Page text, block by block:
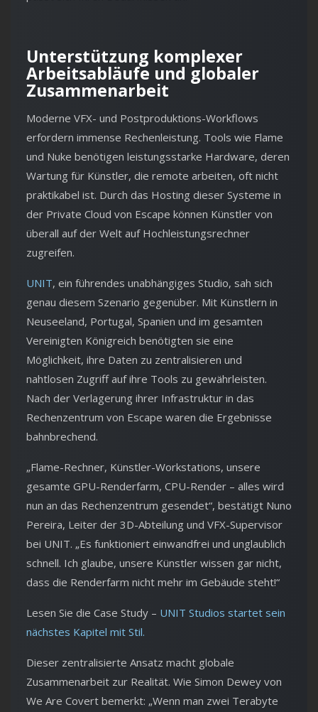
Unterstützung komplexer
Arbeitsabläufe und globaler
Zusammenarbeit
Moderne VFX- und Postproduktions-Workflows
erfordern immense Rechenleistung. Tools wie Flame
und Nuke benötigen leistungsstarke Hardware, deren
Wartung für Künstler, die remote arbeiten, oft nicht
praktikabel ist. Durch das Hosting dieser Systeme in
der Private Cloud von Escape können Künstler von
überall auf der Welt auf Hochleistungsrechner
zugreifen.
UNIT, ein führendes unabhängiges Studio, sah sich
genau diesem Szenario gegenüber. Mit Künstlern in
Neuseeland, Portugal, Spanien und im gesamten
Vereinigten Königreich benötigten sie eine
Möglichkeit, ihre Daten zu zentralisieren und
nahtlosen Zugriff auf ihre Tools zu gewährleisten.
Nach der Verlagerung ihrer Infrastruktur in das
Rechenzentrum von Escape waren die Ergebnisse
bahnbrechend.
„Flame-Rechner, Künstler-Workstations, unsere
gesamte GPU-Renderfarm, CPU-Render – alles wird
nun an das Rechenzentrum gesendet“, bestätigt Nuno
Pereira, Leiter der 3D-Abteilung und VFX-Supervisor
bei UNIT. „Es funktioniert einwandfrei und unglaublich
schnell. Ich glaube, unsere Künstler wissen gar nicht,
dass die Renderfarm nicht mehr im Gebäude steht!“
Lesen Sie die Case Study – UNIT Studios startet sein
nächstes Kapitel mit Stil.
Dieser zentralisierte Ansatz macht globale
Zusammenarbeit zur Realität. Wie Simon Dewey von
We Are Covert bemerkt: „Wenn man zwei Terabyte